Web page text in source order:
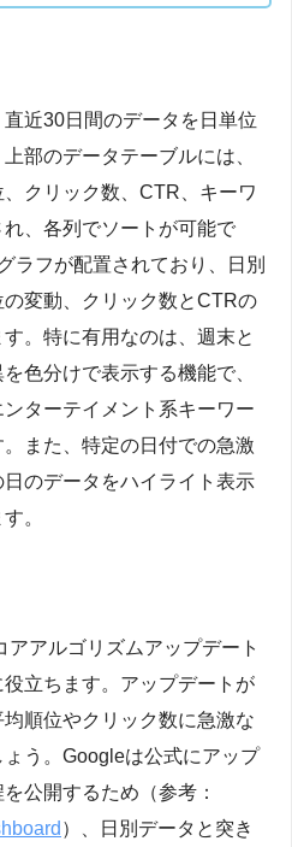
近30日間のデータを日単位
部のデータテーブルには、
クリック数、CTR、キーワ
、各列でソートが可能で
ラフが配置されており、日別
変動、クリック数とCTRの
。特に有用なのは、週末と
色分けで表示する機能で、
ターテイメント系キーワー
。また、特定の日付での急激
のデータをハイライト表示
。
アアルゴリズムアップデート
立ちます。アップデートが
順位やクリック数に急激な
う。Googleは公式にアップ
公開するため（参考：
）、日別データと突き